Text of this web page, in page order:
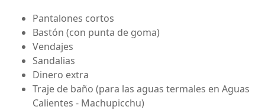
Pantalones cortos
Bastón (con punta de goma)
Vendajes
Sandalias
Dinero extra
Traje de baño (para las aguas termales en Aguas
Calientes - Machupicchu)